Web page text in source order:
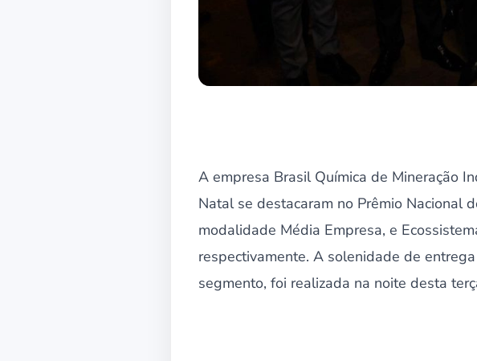
A empresa Brasil Química de Mineração
Natal se destacaram no Prêmio Nacional
modalidade Média Empresa, e
respectivamente. A solenidade de
segmento, foi realizada na noite desta